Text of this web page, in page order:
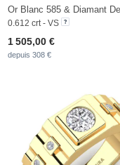
0.612 crt - VS
1 505,00 €
depuis 308 €